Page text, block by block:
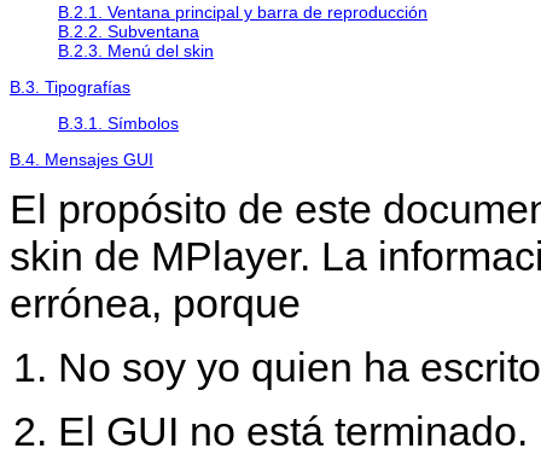
B.2.1. Ventana principal y barra de reproducción
B.2.2. Subventana
B.2.3. Menú del skin
B.3. Tipografías
B.3.1. Símbolos
B.4. Mensajes GUI
El propósito de este
skin de MPlayer. La
errónea, porque
No soy yo quien ha
El GUI no está terminado.